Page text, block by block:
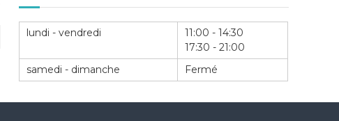
lundi - vendredi
11:00 - 14:30
17:30 - 21:00
samedi - dimanche
Fermé